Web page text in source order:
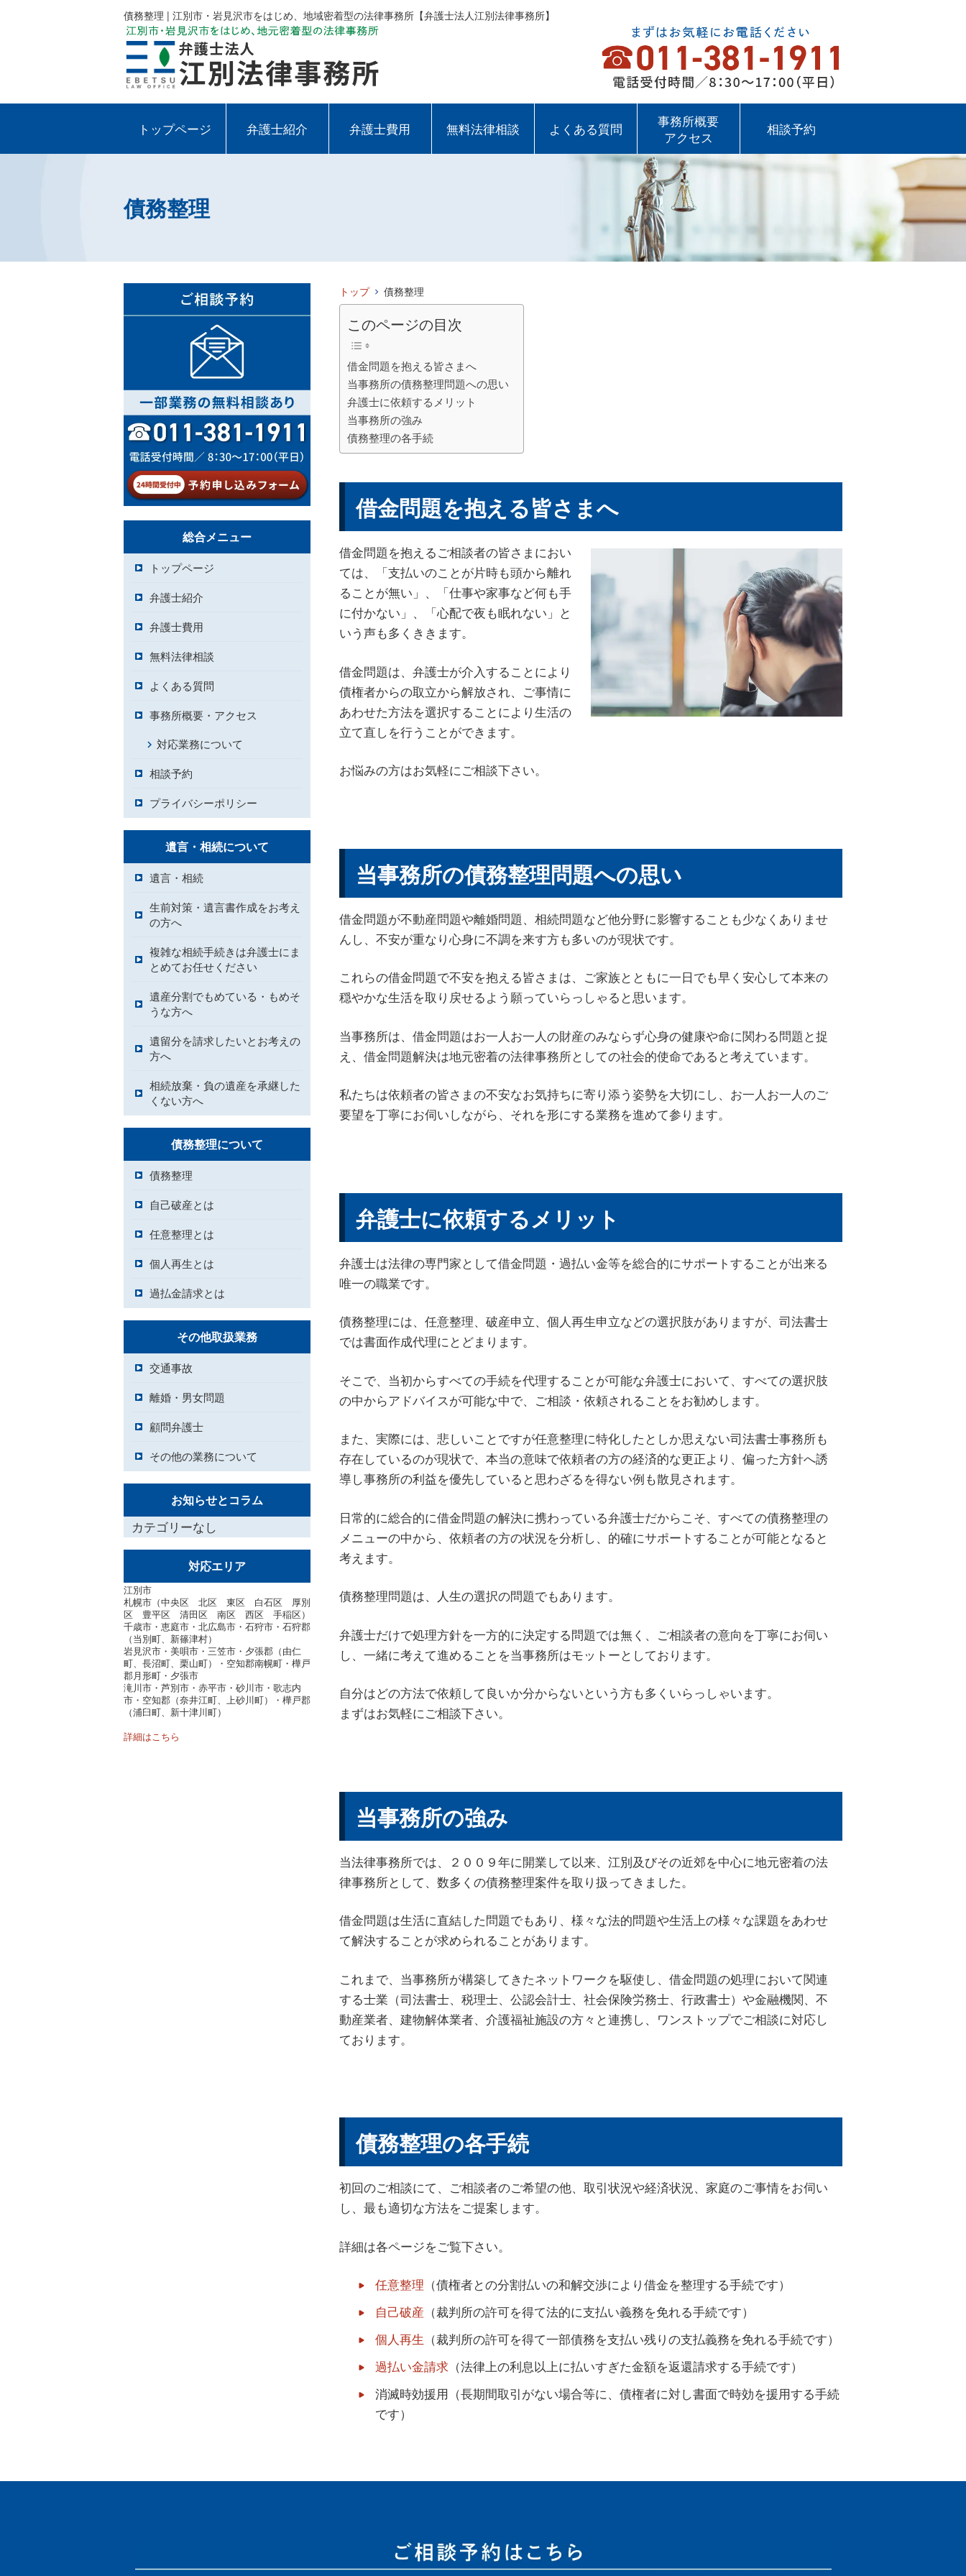
債務整理 | 江別市・岩見沢市をはじめ、地域密着型の法律事務所【弁護士法人江別法律事務所】
トップページ 弁護士紹介 弁護士費用 無料法律相談 よくある質問
事務所概要
アクセス
相談予約
債務整理
トップ 債務整理
このページの目次
借金問題を抱える皆さまへ
当事務所の債務整理問題への思い
弁護士に依頼するメリット
当事務所の強み
債務整理の各手続
借金問題を抱える皆さまへ
借金問題を抱えるご相談者の皆さまにおい
ては、「支払いのことが片時も頭から離れ
ることが無い」、「仕事や家事など何も手
に付かない」、「心配で夜も眠れない」と
いう声も多くききます。
借金問題は、弁護士が介入することにより
債権者からの取立から解放され、ご事情に
あわせた方法を選択することにより生活の
立て直しを行うことができます。
お悩みの方はお気軽にご相談下さい。
当事務所の債務整理問題への思い
借金問題が不動産問題や離婚問題、相続問題など他分野に影響することも少なくありませ
んし、不安が重なり心身に不調を来す方も多いのが現状です。
これらの借金問題で不安を抱える皆さまは、ご家族とともに一日でも早く安心して本来の
穏やかな生活を取り戻せるよう願っていらっしゃると思います。
当事務所は、借金問題はお一人お一人の財産のみならず心身の健康や命に関わる問題と捉
え、借金問題解決は地元密着の法律事務所としての社会的使命であると考えています。
私たちは依頼者の皆さまの不安なお気持ちに寄り添う姿勢を大切にし、お一人お一人のご
要望を丁寧にお伺いしながら、それを形にする業務を進めて参ります。
弁護士に依頼するメリット
弁護士は法律の専門家として借金問題・過払い金等を総合的にサポートすることが出来る
唯一の職業です。
債務整理には、任意整理、破産申立、個人再生申立などの選択肢がありますが、司法書士
では書面作成代理にとどまります。
そこで、当初からすべての手続を代理することが可能な弁護士において、すべての選択肢
の中からアドバイスが可能な中で、ご相談・依頼されることをお勧めします。
また、実際には、悲しいことですが任意整理に特化したとしか思えない司法書士事務所も
存在しているのが現状で、本当の意味で依頼者の方の経済的な更正より、偏った方針へ誘
導し事務所の利益を優先していると思わざるを得ない例も散見されます。
日常的に総合的に借金問題の解決に携わっている弁護士だからこそ、すべての債務整理の
メニューの中から、依頼者の方の状況を分析し、的確にサポートすることが可能となると
考えます。
債務整理問題は、人生の選択の問題でもあります。
弁護士だけで処理方針を一方的に決定する問題では無く、ご相談者の意向を丁寧にお伺い
し、一緒に考えて進めることを当事務所はモットーとしております。
自分はどの方法で依頼して良いか分からないという方も多くいらっしゃいます。
まずはお気軽にご相談下さい。
当事務所の強み
当法律事務所では、２００９年に開業して以来、江別及びその近郊を中心に地元密着の法
律事務所として、数多くの債務整理案件を取り扱ってきました。
借金問題は生活に直結した問題でもあり、様々な法的問題や生活上の様々な課題をあわせ
て解決することが求められることがあります。
これまで、当事務所が構築してきたネットワークを駆使し、借金問題の処理において関連
する士業（司法書士、税理士、公認会計士、社会保険労務士、行政書士）や金融機関、不
動産業者、建物解体業者、介護福祉施設の方々と連携し、ワンストップでご相談に対応し
ております。
債務整理の各手続
初回のご相談にて、ご相談者のご希望の他、取引状況や経済状況、家庭のご事情をお伺い
し、最も適切な方法をご提案します。
詳細は各ページをご覧下さい。
任意整理 （債権者との分割払いの和解交渉により借金を整理する手続です）
自己破産 （裁判所の許可を得て法的に支払い義務を免れる手続です）
個人再生 （裁判所の許可を得て一部債務を支払い残りの支払義務を免れる手続です）
過払い金請求 （法律上の利息以上に払いすぎた金額を返還請求する手続です）
消滅時効援用（長期間取引がない場合等に、債権者に対し書面で時効を援用する手続
です）
総合メニュー
トップページ
弁護士紹介
弁護士費用
無料法律相談
よくある質問
事務所概要・アクセス
対応業務について
相談予約
プライバシーポリシー
遺言・相続について
遺言・相続
生前対策・遺言書作成をお考え
の方へ
複雑な相続手続きは弁護士にま
とめてお任せください
遺産分割でもめている・もめそ
うな方へ
遺留分を請求したいとお考えの
方へ
相続放棄・負の遺産を承継した
くない方へ
債務整理について
債務整理
自己破産とは
任意整理とは
個人再生とは
過払金請求とは
その他取扱業務
交通事故
離婚・男女問題
顧問弁護士
その他の業務について
お知らせとコラム
カテゴリーなし
対応エリア
江別市
札幌市（中央区 北区 東区 白石区 厚別
区 豊平区 清田区 南区 西区 手稲区）
千歳市・恵庭市・北広島市・石狩市・石狩郡
（当別町、新篠津村）
岩見沢市・美唄市・三笠市・夕張郡（由仁
町、長沼町、栗山町）・空知郡南幌町・樺戸
郡月形町・夕張市
滝川市・芦別市・赤平市・砂川市・歌志内
市・空知郡（奈井江町、上砂川町）・樺戸郡
（浦臼町、新十津川町）
詳細はこちら